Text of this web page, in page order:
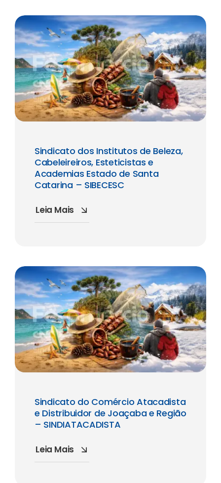
Sindicato dos Institutos de Beleza,
Cabeleireiros, Esteticistas e
Academias Estado de Santa
Catarina – SIBECESC
Leia Mais
Sindicato do Comércio Atacadista
e Distribuidor de Joaçaba e Região
– SINDIATACADISTA
Leia Mais